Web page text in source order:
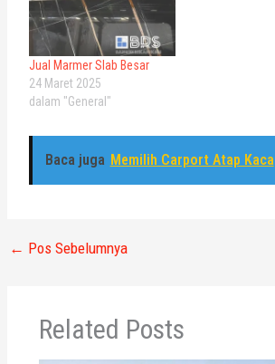
Jual Marmer Slab Besar
24 Maret 2025
dalam "General"
Baca juga Memilih Carport Atap Kaca
← Pos Sebelumnya
Related Posts